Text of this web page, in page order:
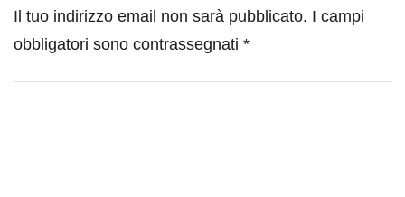
Il tuo indirizzo email non sarà pubblicato. I campi
obbligatori sono contrassegnati *